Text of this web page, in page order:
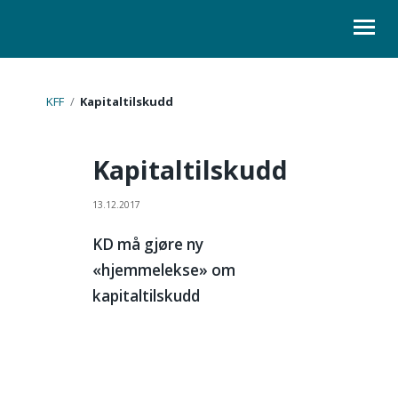
ORGANISASJON
KFF / Kapitaltilskudd
Kapitaltilskudd
13.12.2017
KD må gjøre ny
«hjemmelekse» om
kapitaltilskudd